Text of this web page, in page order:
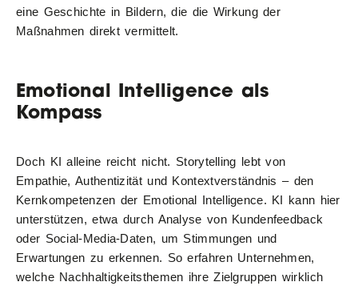
eine Geschichte in Bildern, die die Wirkung der
Maßnahmen direkt vermittelt.
Emotional Intelligence als
Kompass
Doch KI alleine reicht nicht. Storytelling lebt von
Empathie, Authentizität und Kontextverständnis – den
Kernkompetenzen der Emotional Intelligence. KI kann hier
unterstützen, etwa durch Analyse von Kundenfeedback
oder Social-Media-Daten, um Stimmungen und
Erwartungen zu erkennen. So erfahren Unternehmen,
welche Nachhaltigkeitsthemen ihre Zielgruppen wirklich